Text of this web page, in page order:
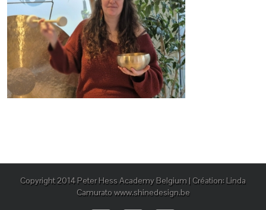
Copyright 2014 Peter Hess Academy Belgium | Création: Linda
Camurato www.shinedesign.be